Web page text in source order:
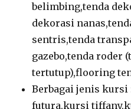
belimbing,tenda
dekorasi
sentris,tenda
gazebo,tenda roder
tertutup),flooring
Berbagai jenis
futura,kursi